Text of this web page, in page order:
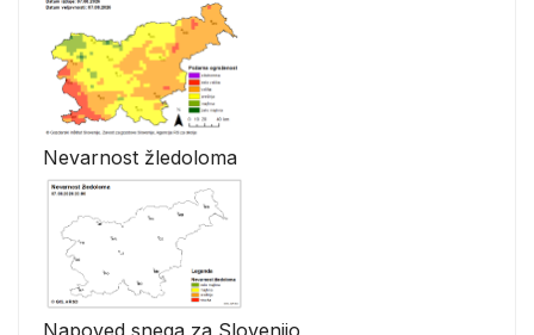
Nevarnost žledoloma